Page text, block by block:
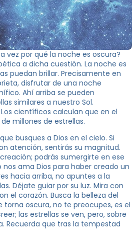
vez por qué la noche es oscura?
a dicha cuestión. La noche es
puedan brillar. Precisamente en
disfrutar de una noche
Ahí arriba se pueden
similares a nuestro Sol.
científicos calculan que en el
millones de estrellas.
busques a Dios en el cielo. Si
atención, sentirás su magnitud.
podrás sumergirte en ese
nos ama Dios para haber creado un
hacia arriba, no apuntes a la
Déjate guiar por su luz. Mira con
el corazón. Busca la belleza del
torna oscura, no te preocupes, es el
las estrellas se ven, pero, sobre
Recuerda que tras la tempestad